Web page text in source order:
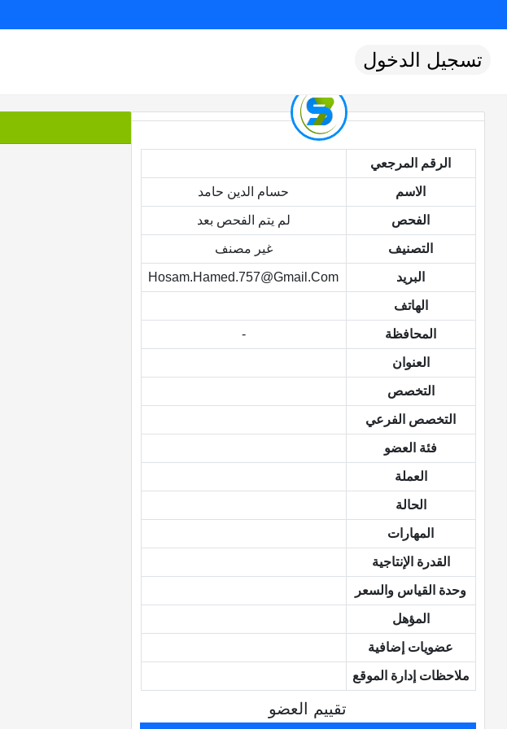
تسجيل الدخول
الرقم المرجعي
الاسم حسام الدين حامد
الفحص لم يتم الفحص بعد
التصنيف غير مصنف
البريد Hosam.hamed.757@gmail.com
الهاتف
المحافظة -
العنوان
التخصص
التخصص الفرعي
فئة العضو
العملة
الحالة
المهارات
القدرة الإنتاجية
وحدة القياس والسعر
المؤهل
عضويات إضافية
ملاحظات إدارة الموقع
تقييم العضو